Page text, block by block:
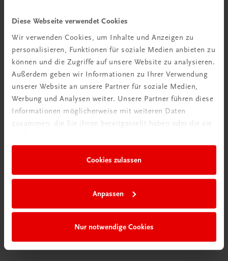
Diese Webseite verwendet Cookies
Wir verwenden Cookies, um Inhalte und Anzeigen zu
personalisieren, Funktionen für soziale Medien anbieten zu
können und die Zugriffe auf unsere Website zu analysieren.
Außerdem geben wir Informationen zu Ihrer Verwendung
unserer Website an unsere Partner für soziale Medien,
Werbung und Analysen weiter. Unsere Partner führen diese
Informationen möglicherweise mit weiteren Daten
zusammen, die Sie ihnen bereitgestellt haben oder die sie
Cookies zulassen
Anpassen
Nur notwendige Cookies
Poster: Schritt für Schritt zur erfolgreichen
Einnahmen-Ausgaben-Rechnung
€ 15,00